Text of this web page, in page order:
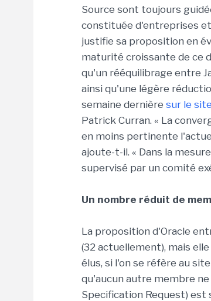
Source sont toujours
constituée d'entreprises
justifie sa proposition en
maturité croissante de ce
qu'un rééquilibrage entre
ainsi qu'une légère
semaine dernière sur le
Patrick Curran. « La
en moins pertinente
ajoute-t-il. « Dans la
supervisé par un comité
Un nombre réduit de
La proposition d'Oracle
(32 actuellement), mais
élus, si l'on se réfère au
qu'aucun autre membre ne
Specification Request)